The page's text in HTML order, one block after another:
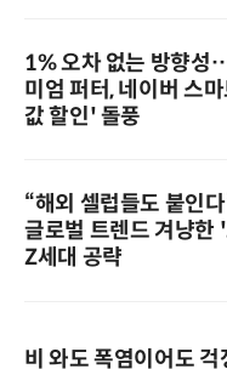
1% 오차 없는 방향성
미엄 퍼터, 네이버 스
값 할인' 돌풍
“해외 셀럽들도 붙인
글로벌 트렌드 겨냥한
Z세대 공략
비 와도 폭염이어도